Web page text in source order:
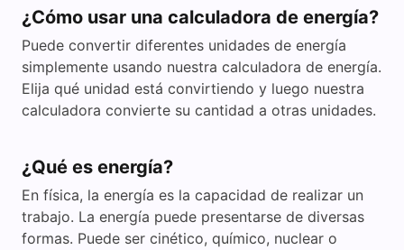
¿Cómo usar una calculadora de energía?
Puede convertir diferentes unidades de energía
simplemente usando nuestra calculadora de energía.
Elija qué unidad está convirtiendo y luego nuestra
calculadora convierte su cantidad a otras unidades.
¿Qué es energía?
En física, la energía es la capacidad de realizar un
trabajo. La energía puede presentarse de diversas
formas. Puede ser cinético, químico, nuclear o